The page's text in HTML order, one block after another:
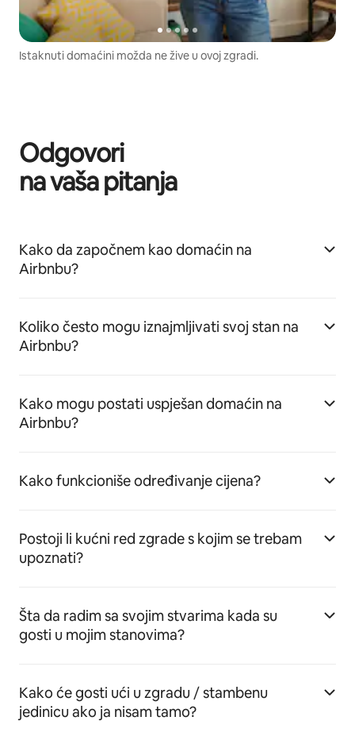
Istaknuti domaćini možda ne žive u ovoj zgradi.
Odgovori
na vaša pitanja
Kako da započnem kao domaćin na
Airbnbu?
Koliko često mogu iznajmljivati svoj stan na
Airbnbu?
Kako mogu postati uspješan domaćin na
Airbnbu?
Kako funkcioniše određivanje cijena?
Postoji li kućni red zgrade s kojim se trebam
upoznati?
Šta da radim sa svojim stvarima kada su
gosti u mojim stanovima?
Kako će gosti ući u zgradu / stambenu
jedinicu ako ja nisam tamo?